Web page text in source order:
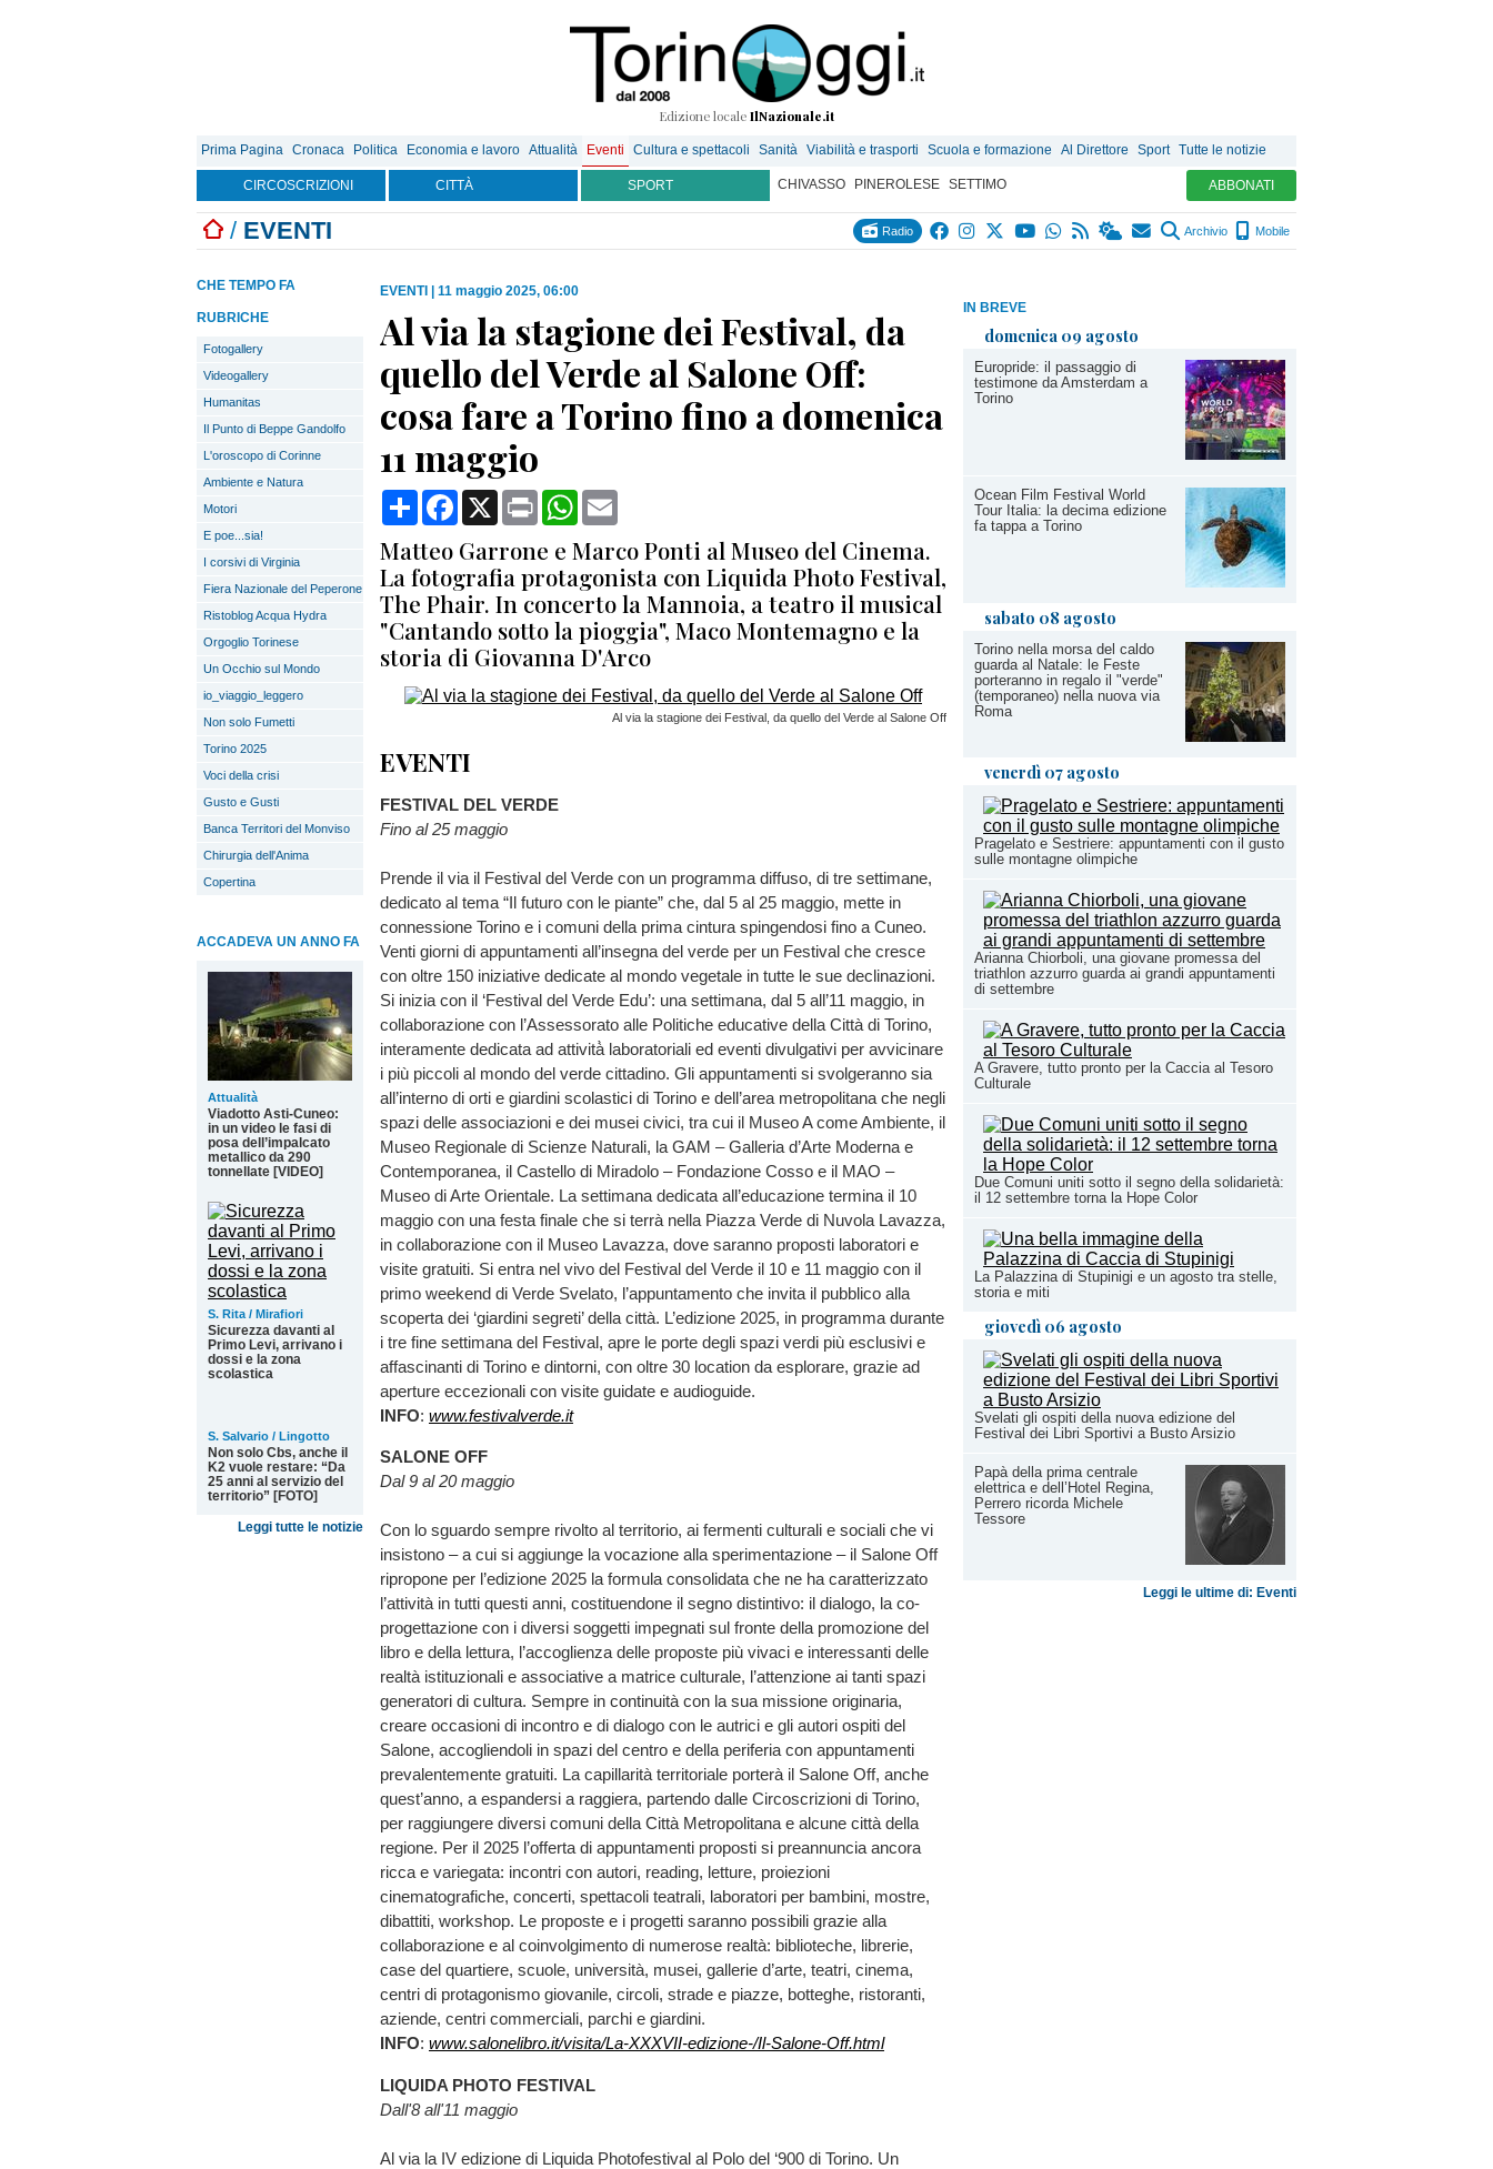
Edizione locale IlNazionale.it
Prima Pagina Cronaca Politica Economia e lavoro Attualità Eventi Cultura e spettacoli Sanità Viabilità e trasporti Scuola e formazione Al Direttore Sport Tutte le notizie
CIRCOSCRIZIONI CITTÀ SPORT CHIVASSO PINEROLESE SETTIMO ABBONATI
/ EVENTI Radio Archivio Mobile
IN BREVE
domenica 09 agosto
Europride: il passaggio di
testimone da Amsterdam a
Torino
Ocean Film Festival World
Tour Italia: la decima edizione
fa tappa a Torino
sabato 08 agosto
Torino nella morsa del caldo
guarda al Natale: le Feste
porteranno in regalo il "verde"
(temporaneo) nella nuova via
Roma
venerdì 07 agosto
Pragelato e Sestriere: appuntamenti con il gusto
sulle montagne olimpiche
Arianna Chiorboli, una giovane promessa del
triathlon azzurro guarda ai grandi appuntamenti
di settembre
A Gravere, tutto pronto per la Caccia al Tesoro
Culturale
Due Comuni uniti sotto il segno della solidarietà:
il 12 settembre torna la Hope Color
La Palazzina di Stupinigi e un agosto tra stelle,
storia e miti
giovedì 06 agosto
Svelati gli ospiti della nuova edizione del
Festival dei Libri Sportivi a Busto Arsizio
Papà della prima centrale
elettrica e dell’Hotel Regina,
Perrero ricorda Michele
Tessore
Leggi le ultime di: Eventi
CHE TEMPO FA
RUBRICHE
Fotogallery
Videogallery
Humanitas
Il Punto di Beppe Gandolfo
L'oroscopo di Corinne
Ambiente e Natura
Motori
E poe...sia!
I corsivi di Virginia
Fiera Nazionale del Peperone
Ristoblog Acqua Hydra
Orgoglio Torinese
Un Occhio sul Mondo
io_viaggio_leggero
Non solo Fumetti
Torino 2025
Voci della crisi
Gusto e Gusti
Banca Territori del Monviso
Chirurgia dell'Anima
Copertina
ACCADEVA UN ANNO FA
Attualità
Viadotto Asti-Cuneo:
in un video le fasi di
posa dell’impalcato
metallico da 290
tonnellate [VIDEO]
S. Rita / Mirafiori
Sicurezza davanti al
Primo Levi, arrivano i
dossi e la zona
scolastica
S. Salvario / Lingotto
Non solo Cbs, anche il
K2 vuole restare: “Da
25 anni al servizio del
territorio” [FOTO]
Leggi tutte le notizie
EVENTI 11 maggio 2025, 06:00
Al via la stagione dei Festival, da
quello del Verde al Salone Off:
cosa fare a Torino fino a domenica
11 maggio
CondividiFacebook
X Print WhatsApp
Matteo Garrone e Marco Ponti al Museo del Cinema.
La fotografia protagonista con Liquida Photo Festival,
The Phair. In concerto la Mannoia, a teatro il musical
"Cantando sotto la pioggia", Maco Montemagno e la
storia di Giovanna D'Arco
Al via la stagione dei Festival, da quello del Verde al Salone Off
EVENTI
FESTIVAL DEL VERDE
Fino al 25 maggio
Prende il via il Festival del Verde con un programma diffuso, di tre settimane,
dedicato al tema “Il futuro con le piante” che, dal 5 al 25 maggio, mette in
connessione Torino e i comuni della prima cintura spingendosi fino a Cuneo.
Venti giorni di appuntamenti all’insegna del verde per un Festival che cresce
con oltre 150 iniziative dedicate al mondo vegetale in tutte le sue declinazioni.
Si inizia con il ‘Festival del Verde Edu’: una settimana, dal 5 all’11 maggio, in
collaborazione con l’Assessorato alle Politiche educative della Città di Torino,
interamente dedicata ad attività̀ laboratoriali ed eventi divulgativi per avvicinare
i più piccoli al mondo del verde cittadino. Gli appuntamenti si svolgeranno sia
all’interno di orti e giardini scolastici di Torino e dell’area metropolitana che negli
spazi delle associazioni e dei musei civici, tra cui il Museo A come Ambiente, il
Museo Regionale di Scienze Naturali, la GAM – Galleria d’Arte Moderna e
Contemporanea, il Castello di Miradolo – Fondazione Cosso e il MAO –
Museo di Arte Orientale. La settimana dedicata all’educazione termina il 10
maggio con una festa finale che si terrà nella Piazza Verde di Nuvola Lavazza,
in collaborazione con il Museo Lavazza, dove saranno proposti laboratori e
visite gratuiti. Si entra nel vivo del Festival del Verde il 10 e 11 maggio con il
primo weekend di Verde Svelato, l’appuntamento che invita il pubblico alla
scoperta dei ‘giardini segreti’ della città. L’edizione 2025, in programma durante
i tre fine settimana del Festival, apre le porte degli spazi verdi più esclusivi e
affascinanti di Torino e dintorni, con oltre 30 location da esplorare, grazie ad
aperture eccezionali con visite guidate e audioguide.
INFO: www.festivalverde.it
SALONE OFF
Dal 9 al 20 maggio
Con lo sguardo sempre rivolto al territorio, ai fermenti culturali e sociali che vi
insistono – a cui si aggiunge la vocazione alla sperimentazione – il Salone Off
ripropone per l’edizione 2025 la formula consolidata che ne ha caratterizzato
l’attività in tutti questi anni, costituendone il segno distintivo: il dialogo, la co-
progettazione con i diversi soggetti impegnati sul fronte della promozione del
libro e della lettura, l’accoglienza delle proposte più vivaci e interessanti delle
realtà istituzionali e associative a matrice culturale, l’attenzione ai tanti spazi
generatori di cultura. Sempre in continuità con la sua missione originaria,
creare occasioni di incontro e di dialogo con le autrici e gli autori ospiti del
Salone, accogliendoli in spazi del centro e della periferia con appuntamenti
prevalentemente gratuiti. La capillarità territoriale porterà il Salone Off, anche
quest’anno, a espandersi a raggiera, partendo dalle Circoscrizioni di Torino,
per raggiungere diversi comuni della Città Metropolitana e alcune città della
regione. Per il 2025 l’offerta di appuntamenti proposti si preannuncia ancora
ricca e variegata: incontri con autori, reading, letture, proiezioni
cinematografiche, concerti, spettacoli teatrali, laboratori per bambini, mostre,
dibattiti, workshop. Le proposte e i progetti saranno possibili grazie alla
collaborazione e al coinvolgimento di numerose realtà: biblioteche, librerie,
case del quartiere, scuole, università, musei, gallerie d’arte, teatri, cinema,
centri di protagonismo giovanile, circoli, strade e piazze, botteghe, ristoranti,
aziende, centri commerciali, parchi e giardini.
INFO: www.salonelibro.it/visita/La-XXXVII-edizione-/Il-Salone-Off.html
LIQUIDA PHOTO FESTIVAL
Dall'8 all'11 maggio
Al via la IV edizione di Liquida Photofestival al Polo del ‘900 di Torino. Un